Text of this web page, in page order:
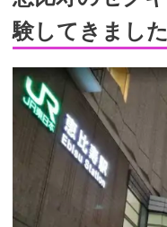
験してきました